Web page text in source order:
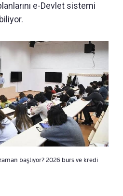
e-Devlet sistemi
başlıyor? 2026 burs ve kredi